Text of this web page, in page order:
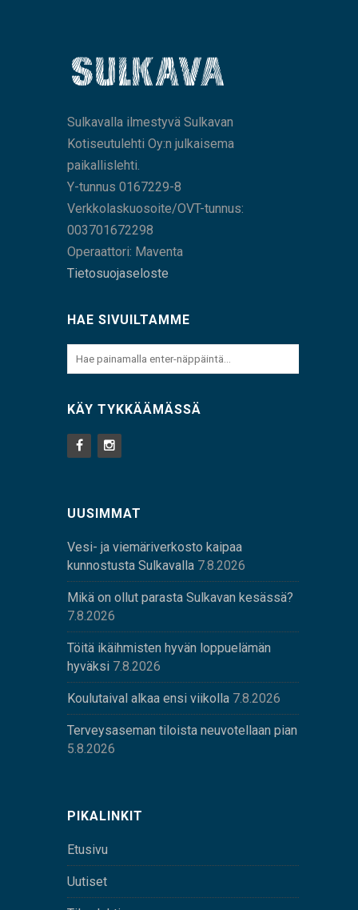
Sulkavalla ilmestyvä Sulkavan
Kotiseutulehti Oy:n julkaisema
paikallislehti.
Y-tunnus 0167229-8
Verkkolaskuosoite/OVT-tunnus:
003701672298
Operaattori: Maventa
Tietosuojaseloste
HAE SIVUILTAMME
KÄY TYKKÄÄMÄSSÄ
UUSIMMAT
Vesi- ja viemäriverkosto kaipaa
kunnostusta Sulkavalla 7.8.2026
Mikä on ollut parasta Sulkavan kesässä?
7.8.2026
Töitä ikäihmisten hyvän loppuelämän
hyväksi 7.8.2026
Koulutaival alkaa ensi viikolla 7.8.2026
Terveysaseman tiloista neuvotellaan pian
5.8.2026
PIKALINKIT
Etusivu
Uutiset